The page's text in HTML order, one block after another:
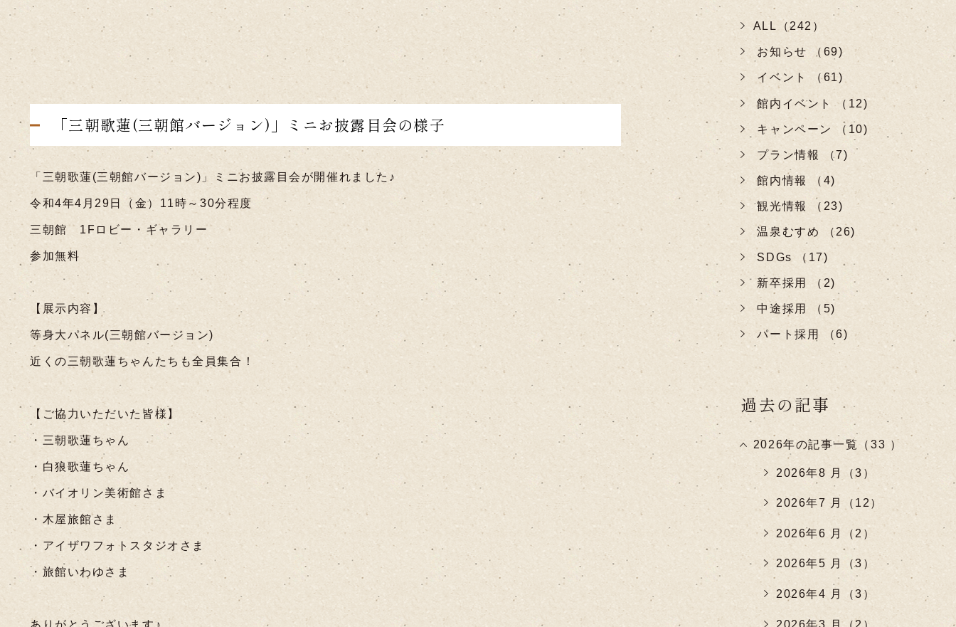
「三朝歌蓮(三朝館バージョン)」ミニお披露目会の様子
「三朝歌蓮(三朝館バージョン)」ミニお披露目会が開催れました♪
令和4年4月29日（金）11時～30分程度
三朝館 1Fロビー・ギャラリー
参加無料
【展示内容】
等身大パネル(三朝館バージョン)
近くの三朝歌蓮ちゃんたちも全員集合！
【ご協力いただいた皆様】
・三朝歌蓮ちゃん
・白狼歌蓮ちゃん
・バイオリン美術館さま
・木屋旅館さま
・アイザワフォトスタジオさま
・旅館いわゆさま
ありがとうございます♪
ALL（242）
お知らせ （69)
イベント （61)
館内イベント （12)
キャンペーン （10)
プラン情報 （7)
館内情報 （4)
観光情報 （23)
温泉むすめ （26)
SDGs （17)
新卒採用 （2)
中途採用 （5)
パート採用 （6)
過去の記事
2026年の記事一覧（33 ）
2026年8 月（3）
2026年7 月（12）
2026年6 月（2）
2026年5 月（3）
2026年4 月（3）
2026年3 月（2）